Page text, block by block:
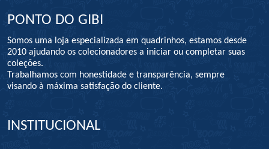
PONTO DO GIBI
Somos uma loja especializada em quadrinhos, estamos desde
2010 ajudando os colecionadores a iniciar ou completar suas
coleções.
Trabalhamos com honestidade e transparência, sempre
visando à máxima satisfação do cliente.
INSTITUCIONAL